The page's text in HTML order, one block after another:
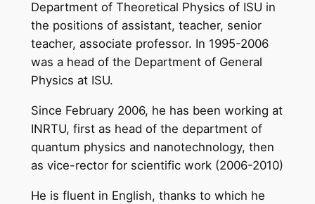
Department of Theoretical Physics of ISU in
the positions of assistant, teacher, senior
teacher, associate professor. In 1995-2006
was a head of the Department of General
Physics at ISU.
Since February 2006, he has been working at
INRTU, first as head of the department of
quantum physics and nanotechnology, then
as vice-rector for scientific work (2006-2010)
He is fluent in English, thanks to which he